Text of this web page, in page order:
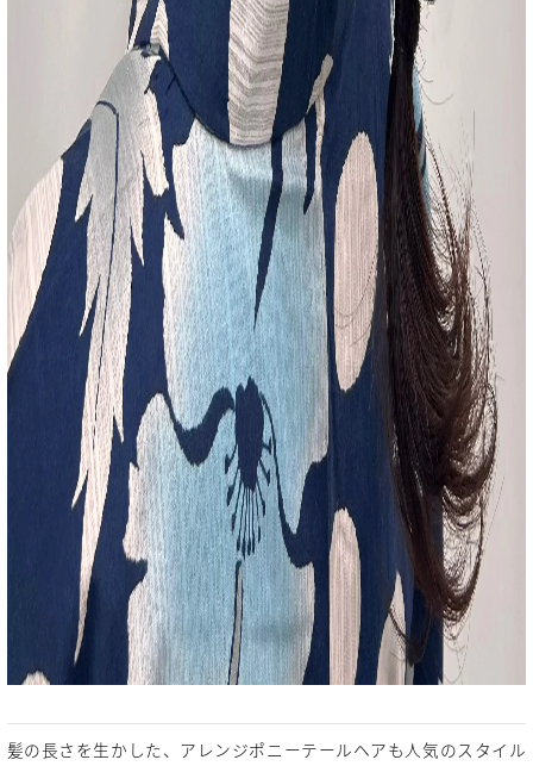
髪の長さを生かした、アレンジポニーテールヘアも人気のスタイル